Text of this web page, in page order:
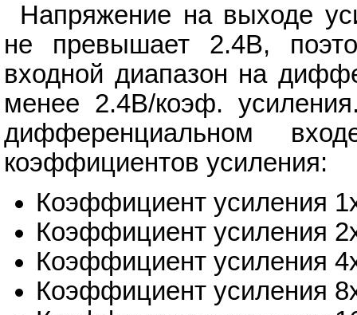
Напряжение на выходе
не превышает 2.4В,
входной диапазон на
менее 2.4В/коэф.
дифференциальном
коэффициентов усиления:
Коэффициент усиления
Коэффициент усиления
Коэффициент усиления
Коэффициент усиления